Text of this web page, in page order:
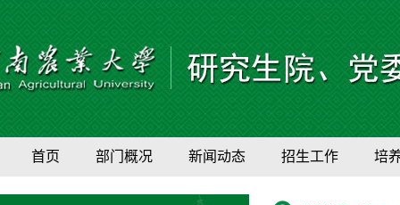
首页 部门概况 新闻动态 招生工作 培